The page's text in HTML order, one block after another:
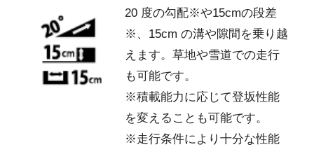
20 度の勾配※や15cmの段差
※、15cm の溝や隙間を乗り越
えます。草地や雪道での走行
も可能です。
※積載能力に応じて登坂性能
を変えることも可能です。
※走行条件により十分な性能